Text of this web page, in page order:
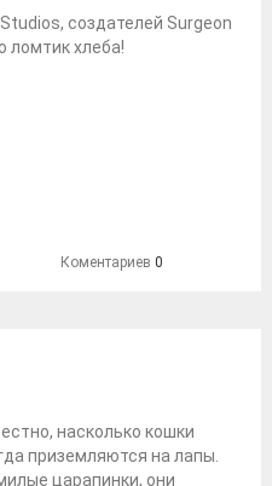
создателей Surgeon
ломтик хлеба!
Коментариев 0
насколько кошки
приземляются на лапы.
царапинки, они